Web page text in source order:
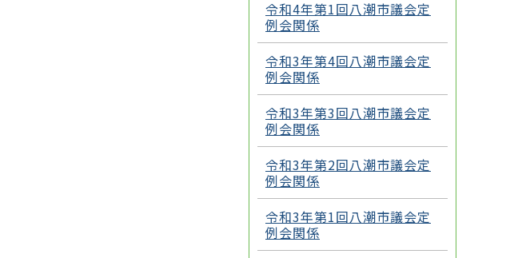
令和4年第1回八潮市議会定
例会関係
令和3年第4回八潮市議会定
例会関係
令和3年第3回八潮市議会定
例会関係
令和3年第2回八潮市議会定
例会関係
令和3年第1回八潮市議会定
例会関係